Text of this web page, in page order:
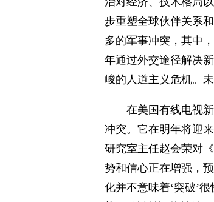
步重塑全球伙伴关系
多的军事冲突，其中
年通过外交途径解决
峻的人道主义危机。
在美国有线电视
冲突。它在明年将迎
研究室主任赵会荣对
势和信心正在增强，
化并不意味着‘突破’